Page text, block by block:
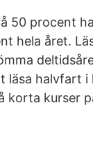
50 procent
hela året.
läsa halvfart
korta kurser